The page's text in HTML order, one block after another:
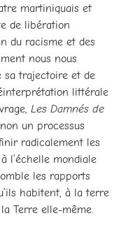
martiniquais et
de libération
du racisme et des
nous nous
sa trajectoire et de
littérale
Les Damnés de
un processus
radicalement les
l’échelle mondiale
les rapports
habitent, à la terre
Terre elle-même.